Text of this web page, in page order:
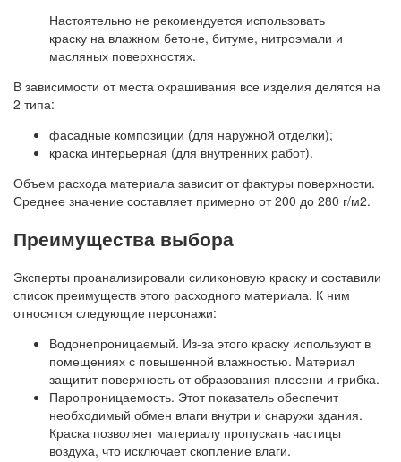
Настоятельно не рекомендуется использовать
краску на влажном бетоне, битуме, нитроэмали и
масляных поверхностях.
В зависимости от места окрашивания все изделия делятся на
2 типа:
фасадные композиции (для наружной отделки);
краска интерьерная (для внутренних работ).
Объем расхода материала зависит от фактуры поверхности.
Среднее значение составляет примерно от 200 до 280 г/м2.
Преимущества выбора
Эксперты проанализировали силиконовую краску и составили
список преимуществ этого расходного материала. К ним
относятся следующие персонажи:
Водонепроницаемый. Из-за этого краску используют в
помещениях с повышенной влажностью. Материал
защитит поверхность от образования плесени и грибка.
Паропроницаемость. Этот показатель обеспечит
необходимый обмен влаги внутри и снаружи здания.
Краска позволяет материалу пропускать частицы
воздуха, что исключает скопление влаги.